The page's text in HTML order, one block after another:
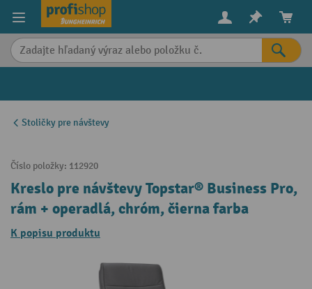
content
Stoličky pre návštevy
Číslo položky: 112920
Kreslo pre návštevy Topstar® Business Pro,
rám + operadlá, chróm, čierna farba
K popisu produktu